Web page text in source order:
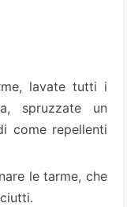
lavate tutti i
spruzzate un
come repellenti
le tarme, che